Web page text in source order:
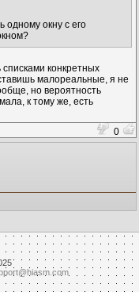
одному окну с его
конкретных
малореальные, я не
но вероятность
к тому же, есть
0